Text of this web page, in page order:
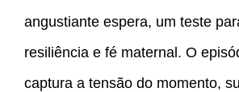
angustiante espera, um teste
resiliência e fé maternal. O
captura a tensão do momento,